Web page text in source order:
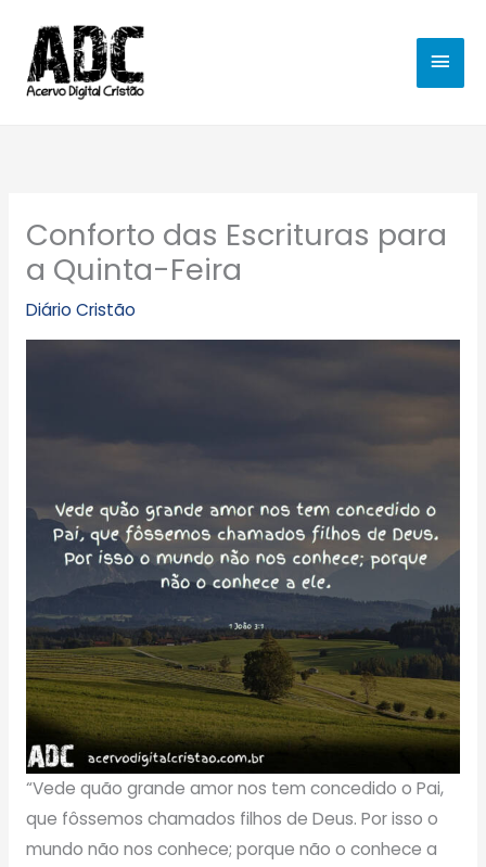
para
conteúdo
Conforto das Escrituras para
a Quinta-Feira
Diário Cristão
“Vede quão grande amor nos tem concedido o Pai,
que fôssemos chamados filhos de Deus. Por isso o
mundo não nos conhece; porque não o conhece a